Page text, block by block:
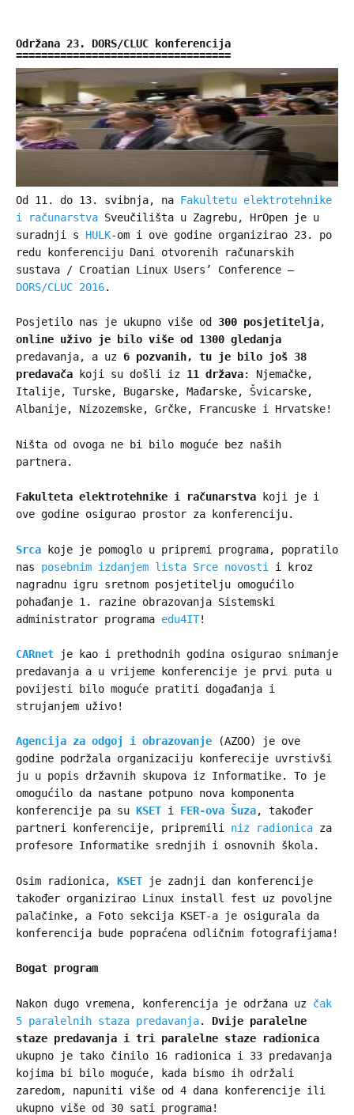
Održana 23. DORS/CLUC konferencija
Od 11. do 13. svibnja, na Fakultetu elektrotehnike
i računarstva Sveučilišta u Zagrebu, HrOpen je u
suradnji s HULK-om i ove godine organizirao 23. po
redu konferenciju Dani otvorenih računarskih
sustava / Croatian Linux Users’ Conference –
DORS/CLUC 2016.
Posjetilo nas je ukupno više od 300 posjetitelja,
online uživo je bilo više od 1300 gledanja
predavanja, a uz 6 pozvanih, tu je bilo još 38
predavača koji su došli iz 11 država: Njemačke,
Italije, Turske, Bugarske, Mađarske, Švicarske,
Albanije, Nizozemske, Grčke, Francuske i Hrvatske!
Ništa od ovoga ne bi bilo moguće bez naših
partnera.
Fakulteta elektrotehnike i računarstva
koji je i
ove godine osigurao prostor za konferenciju.
Srca koje je pomoglo u pripremi programa, popratilo
nas posebnim izdanjem lista Srce novosti
i kroz
nagradnu igru sretnom posjetitelju omogućilo
pohađanje 1. razine obrazovanja Sistemski
administrator programa edu4IT!
CARnet je kao i prethodnih godina osigurao snimanje
predavanja a u vrijeme konferencije je prvi puta u
povijesti bilo moguće pratiti događanja i
strujanjem uživo!
Agencija za odgoj i obrazovanje (AZOO) je ove
godine podržala organizaciju konferecije uvrstivši
ju u popis državnih skupova iz Informatike. To je
omogućilo da nastane potpuno nova komponenta
konferencije pa su KSET i FER-ova Šuza, također
partneri konferencije, pripremili niz radionica za
profesore Informatike srednjih i osnovnih škola.
Osim radionica, KSET je zadnji dan konferencije
također organizirao Linux install fest uz povoljne
palačinke, a Foto sekcija KSET-a je osigurala da
konferencija bude popraćena odličnim fotografijama!
Bogat program
Nakon dugo vremena, konferencija je održana uz čak
5 paralelnih staza predavanja. Dvije paralelne
staze predavanja i tri paralelne staze radionica
ukupno je tako činilo 16 radionica i 33 predavanja
kojima bi bilo moguće, kada bismo ih održali
zaredom, napuniti više od 4 dana konferencije ili
ukupno više od 30 sati programa!